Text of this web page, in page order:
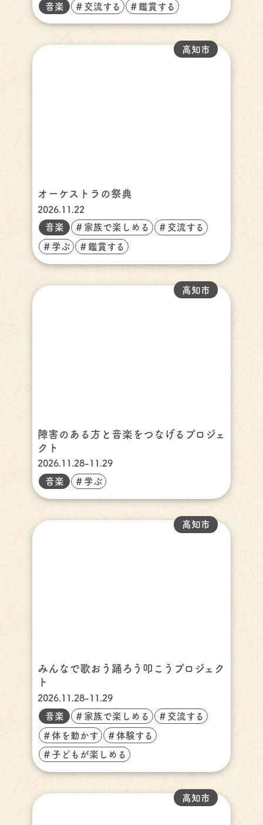
音楽
＃交流する ＃鑑賞する
オーケストラの祭典
高知市
2026.11.22
音楽
＃家族で楽しめる ＃交流する
＃学ぶ ＃鑑賞する
障害のある方と音楽をつなげるプロジェ
クト
高知市
2026.11.28-11.29
音楽
＃学ぶ
みんなで歌おう踊ろう叩こうプロジェク
ト
高知市
2026.11.28-11.29
音楽
＃家族で楽しめる ＃交流する
＃体を動かす ＃体験する
＃子どもが楽しめる
高知市